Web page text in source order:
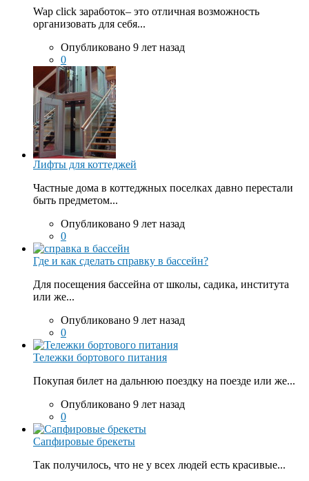
Wap click заработок– это отличная возможность
организовать для себя...
Опубликовано 9 лет назад
0
Лифты для коттеджей
Частные дома в коттеджных поселках давно перестали
быть предметом...
Опубликовано 9 лет назад
0
Где и как сделать справку в бассейн?
Для посещения бассейна от школы, садика, института
или же...
Опубликовано 9 лет назад
0
Тележки бортового питания
Покупая билет на дальнюю поездку на поезде или же...
Опубликовано 9 лет назад
0
Сапфировые брекеты
Так получилось, что не у всех людей есть красивые...